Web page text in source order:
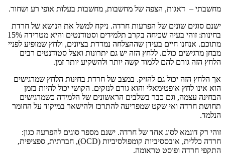
מחשבתי – דאגות, הצפה של מחשבות, מחשבות בעלות אופי רע ושחור.
ישנם סוגים שונים של הפרעות חרדה. ניקח למשל את הנושא של חרדת
מתוכם. אנחנו חיים בעידן שההצלחה נמדדת בציונים, ולחץ שמופיע לפניי
מבחן מרגישים כולם. ללחץ הזה יש גם יתרונות ואצל סטודנטים רבים
הלחץ הזה גורם להם ללמוד קשה יותר ולהשקיע יותר זמן.
אך הלחץ הזה יכול גם להזיק. במצב של חרדת בחינות הלחץ שמרגישים
הוא אינו לחץ אופטימאלי והוא גורם לנזקים. הקושי יכול להיות בזמן
הבחינה עצמה, וגם כבר בשלבים הראשונים של הלמידה כשמרגישים
תחושת חרדה ואי שקט שמפריעה להתרכז ולהישאר במיקוד על החומר
הנלמד.
זוהי רק דוגמא לסוג אחד של חרדה. ישנם מספר סוגים להפרעה כגון:
חרדה כללית, אובססיביות קומפולסיביות (OCD), חברתית, ספציפית,
התקפי חרדה ופוסט טראומה.